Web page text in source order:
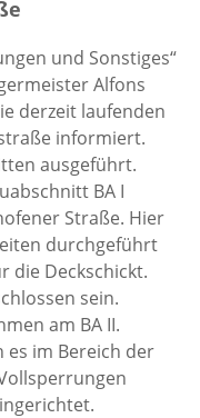
und Sonstiges“
Alfons
derzeit laufenden
informiert.
ausgeführt.
BA I
Straße. Hier
durchgeführt
die Deckschickt.
sein.
am BA II.
es im Bereich der